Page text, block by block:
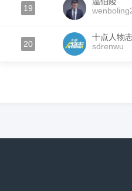
19
20
十点人物
sdrenwu